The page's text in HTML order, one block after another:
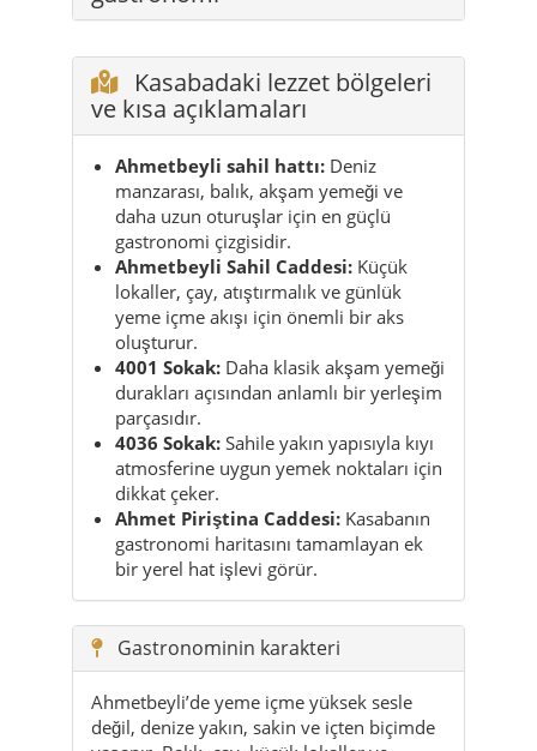
manzarası, balık, akşam yemeği ve
daha uzun oturuşlar için en güçlü
gastronomi çizgisidir.
Ahmetbeyli Sahil Caddesi:Küçük
lokaller, çay, atıştırmalık ve günlük
yeme içme akışı için önemli bir aks
oluşturur.
4001 Sokak:Daha klasik akşam yemeği
durakları açısından anlamlı bir yerleşim
parçasıdır.
4036 Sokak:Sahile yakın yapısıyla kıyı
atmosferine uygun yemek noktaları için
dikkat çeker.
Ahmet Piriştina Caddesi: Kasabanın
gastronomi haritasını tamamlayan ek
bir yerel hat işlevi görür.
Gastronominin karakteri
Ahmetbeyli’de yeme içme yüksek sesle
değil, denize yakın, sakin ve içten biçimde
yaşanır. Balık, çay, küçük lokaller ve
akşam ışığı kasabanın lezzet ruhunu
oluşturur.